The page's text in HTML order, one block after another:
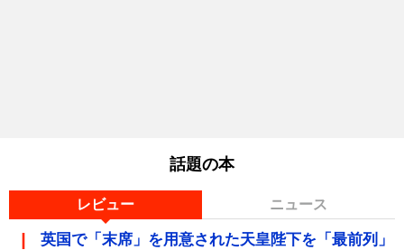
話題の本
レビュー ニュース
英国で「末席」を用意された天皇陛下を「最前列」